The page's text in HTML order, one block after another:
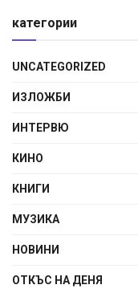
категории
UNCATEGORIZED
ИЗЛОЖБИ
ИНТЕРВЮ
КИНО
КНИГИ
МУЗИКА
НОВИНИ
ОТКЪС НА ДЕНЯ